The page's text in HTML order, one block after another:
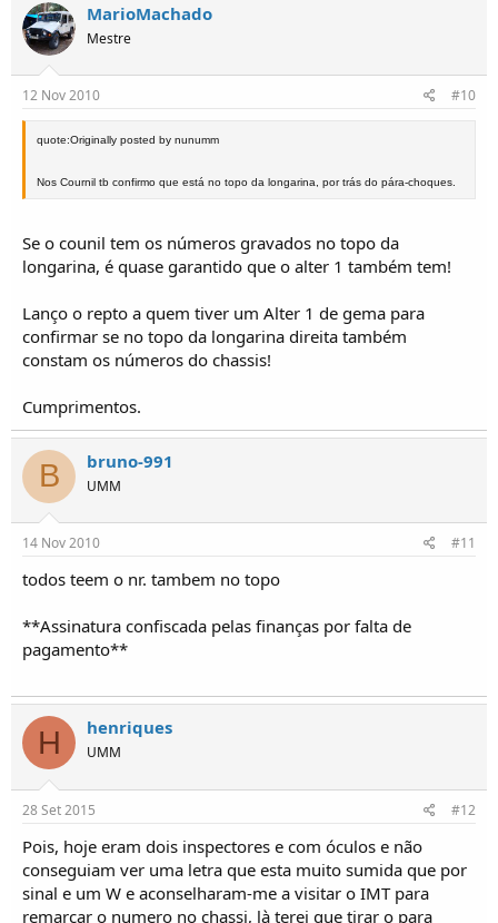
MarioMachado
Mestre
12 Nov 2010 #10
quote:Originally posted by nunumm
Nos Cournil tb confirmo que está no topo da longarina, por trás do pára-choques.
Se o counil tem os números gravados no topo da
longarina, é quase garantido que o alter 1 também tem!
Lanço o repto a quem tiver um Alter 1 de gema para
confirmar se no topo da longarina direita também
constam os números do chassis!
Cumprimentos.
B bruno-991
UMM
14 Nov 2010 #11
todos teem o nr. tambem no topo
**Assinatura confiscada pelas finanças por falta de
pagamento**
H henriques
UMM
28 Set 2015 #12
Pois, hoje eram dois inspectores e com óculos e não
conseguiam ver uma letra que esta muito sumida que por
sinal e um W e aconselharam-me a visitar o IMT para
remarcar o numero no chassi, là terei que tirar o para